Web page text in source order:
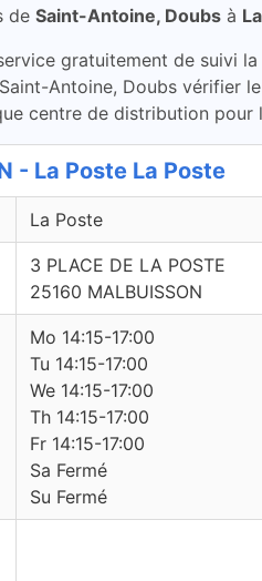
de Saint-Antoine, Doubs à
gratuitement de suivi
Antoine, Doubs vérifier
centre de distribution pour
- La Poste La Poste
La Poste
3 PLACE DE LA POSTE
25160 MALBUISSON
Mo 14:15-17:00
Tu 14:15-17:00
We 14:15-17:00
Th 14:15-17:00
Fr 14:15-17:00
Sa Fermé
Su Fermé